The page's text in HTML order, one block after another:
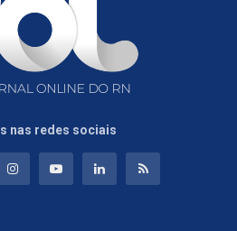
nas redes sociais